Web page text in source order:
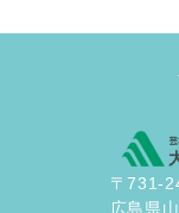
〒731-
広島県